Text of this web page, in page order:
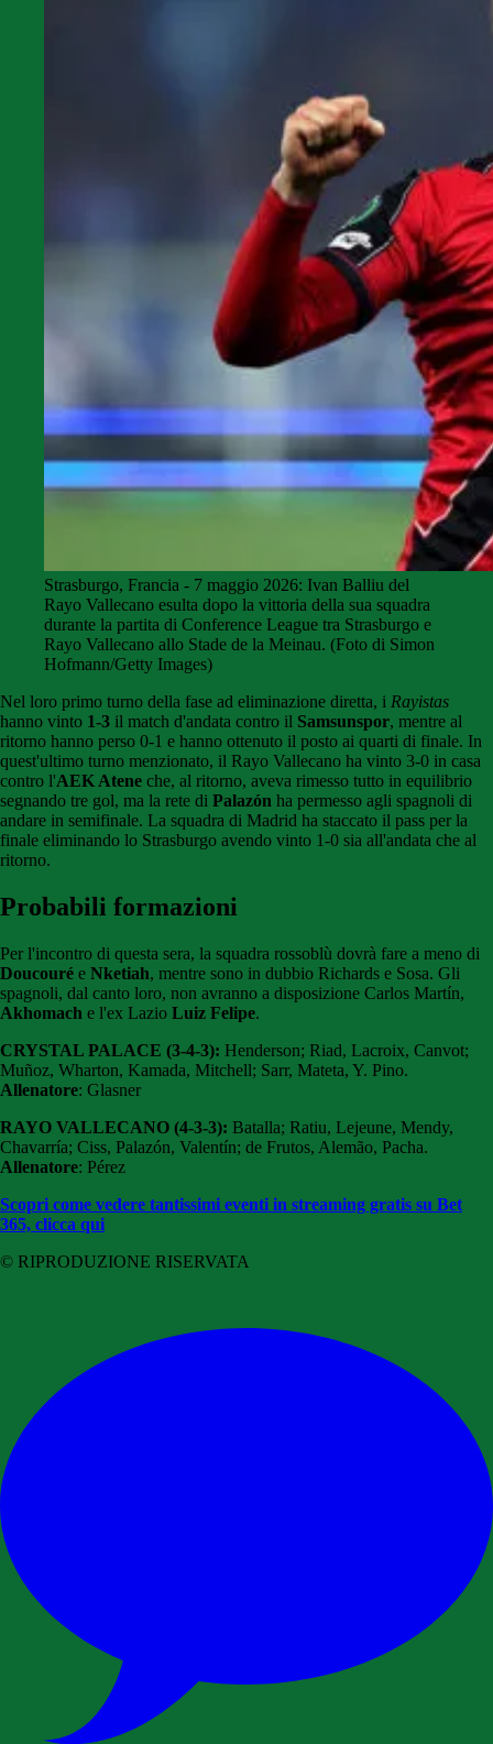
Strasburgo, Francia - 7 maggio 2026: Ivan Balliu del
Rayo Vallecano esulta dopo la vittoria della sua squadra
durante la partita di Conference League tra Strasburgo e
Rayo Vallecano allo Stade de la Meinau. (Foto di Simon
Hofmann/Getty Images)
Nel loro primo turno della fase ad eliminazione diretta, i Rayistas
hanno vinto 1-3 il match d'andata contro il Samsunspor, mentre al
ritorno hanno perso 0-1 e hanno ottenuto il posto ai quarti di finale. In
quest'ultimo turno menzionato, il Rayo Vallecano ha vinto 3-0 in casa
contro l'AEK Atene che, al ritorno, aveva rimesso tutto in equilibrio
segnando tre gol, ma la rete di Palazón ha permesso agli spagnoli di
andare in semifinale. La squadra di Madrid ha staccato il pass per la
finale eliminando lo Strasburgo avendo vinto 1-0 sia all'andata che al
ritorno.
Probabili formazioni
Per l'incontro di questa sera, la squadra rossoblù dovrà fare a meno di
Doucouré e Nketiah, mentre sono in dubbio Richards e Sosa. Gli
spagnoli, dal canto loro, non avranno a disposizione Carlos Martín,
Akhomach e l'ex Lazio Luiz Felipe.
CRYSTAL PALACE (3-4-3): Henderson; Riad, Lacroix, Canvot;
Muñoz, Wharton, Kamada, Mitchell; Sarr, Mateta, Y. Pino.
Allenatore: Glasner
RAYO VALLECANO (4-3-3): Batalla; Ratiu, Lejeune, Mendy,
Chavarría; Ciss, Palazón, Valentín; de Frutos, Alemão, Pacha.
Allenatore: Pérez
Scopri come vedere tantissimi eventi in streaming gratis su Bet
365, clicca qui
© RIPRODUZIONE RISERVATA